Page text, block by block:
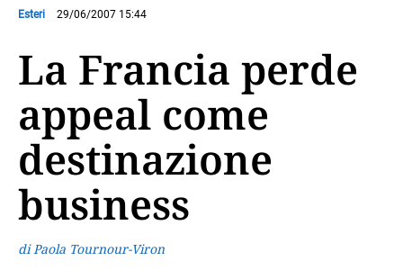
Esteri 29/06/2007 15:44
La Francia perde
appeal come
destinazione
business
di Paola Tournour-Viron